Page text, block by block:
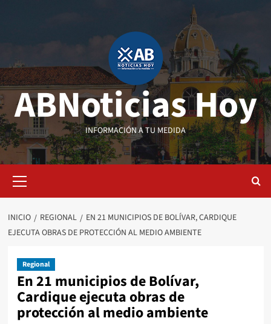
ABNoticias Hoy
INFORMACIÓN A TU MEDIDA
primario
INICIO REGIONAL
EN 21 MUNICIPIOS DE BOLÍVAR, CARDIQUE
EJECUTA OBRAS DE PROTECCIÓN AL MEDIO AMBIENTE
Regional
En 21 municipios de Bolívar,
Cardique ejecuta obras de
protección al medio ambiente